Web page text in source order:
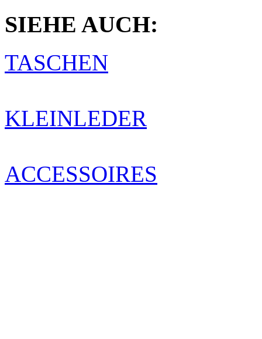
SIEHE AUCH:
TASCHEN
KLEINLEDER
ACCESSOIRES